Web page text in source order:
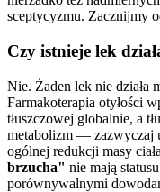
sceptycyzmu. Zacznijmy
Czy istnieje lek
Nie. Żaden lek nie działa
Farmakoterapia otyłości
tłuszczowej globalnie, a
metabolizm — zazwyczaj
ogólnej redukcji masy
brzucha" nie mają
porównywalnymi